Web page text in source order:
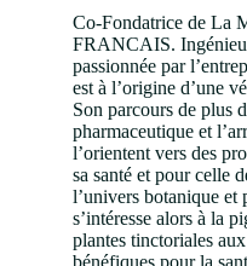
Co-Fondatrice de La
FRANCAIS.
passionnée par
est à l’origine d’une
Son parcours de plus
pharmaceutique et
l’orientent vers des
sa santé et pour celle
l’univers botanique et
s’intéresse alors à la
plantes tinctoriales
bénéfiques pour la